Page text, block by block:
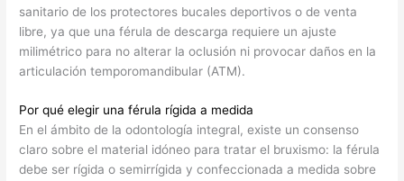
sanitario de los protectores bucales deportivos o de venta
libre, ya que una férula de descarga requiere un ajuste
milimétrico para no alterar la oclusión ni provocar daños en la
articulación temporomandibular (ATM).
Por qué elegir una férula rígida a medida
En el ámbito de la odontología integral, existe un consenso
claro sobre el material idóneo para tratar el bruxismo: la férula
debe ser rígida o semirrígida y confeccionada a medida sobre